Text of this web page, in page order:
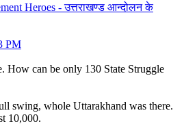
Heroes - उत्तराखण्ड आन्दोलन के
PM
How can be only 130 State Struggle
swing, whole Uttarakhand was there.
10,000.